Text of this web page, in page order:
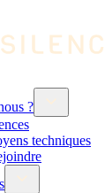
?
techniques